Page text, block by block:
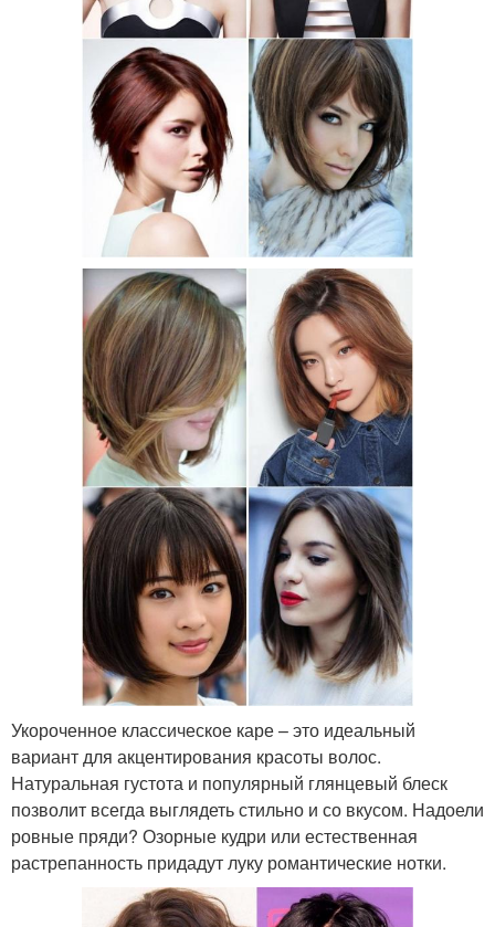
Укороченное классическое каре – это идеальный
вариант для акцентирования красоты волос.
Натуральная густота и популярный глянцевый блеск
позволит всегда выглядеть стильно и со вкусом. Надоели
ровные пряди? Озорные кудри или естественная
растрепанность придадут луку романтические нотки.